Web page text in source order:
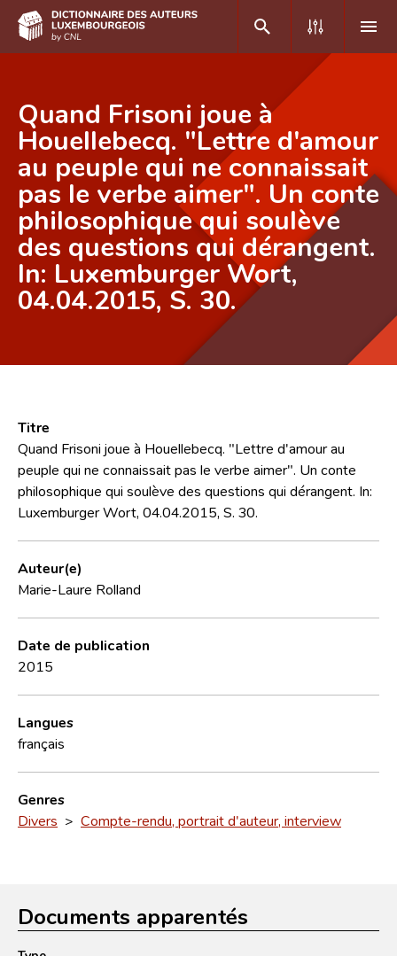
DE FR
Accueil
Auteur(e)s A-Z
Recherche avancée
Foire aux questions
CNL
Quand Frisoni joue à
Houellebecq. "Lettre d'amour
au peuple qui ne connaissait
pas le verbe aimer". Un conte
philosophique qui soulève
des questions qui dérangent.
In: Luxemburger Wort,
04.04.2015, S. 30.
Titre
Quand Frisoni joue à Houellebecq. "Lettre d'amour au
peuple qui ne connaissait pas le verbe aimer". Un conte
philosophique qui soulève des questions qui dérangent. In:
Luxemburger Wort, 04.04.2015, S. 30.
Auteur(e)
Marie-Laure Rolland
Date de publication
2015
Langues
français
Genres
Divers > Compte-rendu, portrait d'auteur, interview
Documents apparentés